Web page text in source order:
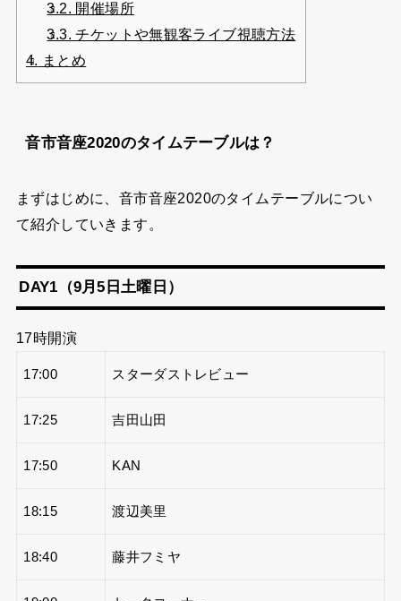
3.2. 開催場所
3.3. チケットや無観客ライブ視聴方法
4. まとめ
音市音座2020のタイムテーブルは？
まずはじめに、音市音座2020のタイムテーブルについ
て紹介していきます。
DAY1（9月5日土曜日）
17時開演
17:00 スターダストレビュー
17:25 吉田山田
17:50 KAN
18:15 渡辺美里
18:40 藤井フミヤ